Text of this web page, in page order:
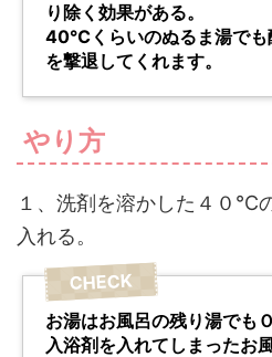
り除く効果がある。
40℃くらいのぬるま湯でも
を撃退してくれます。
やり方
１、洗剤を溶かした４０℃
入れる。
お湯はお風呂の残り湯でもＯ
入浴剤を入れてしまったお